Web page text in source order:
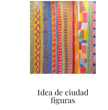
Idea de ciudad
figuras